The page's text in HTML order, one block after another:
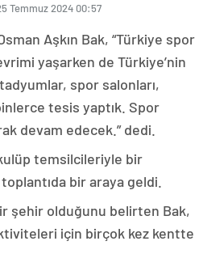
Temmuz 2024 00:57
Aşkın Bak, “Türkiye spor
yaşarken de Türkiye’nin
spor salonları,
tesis yaptık. Spor
devam edecek.” dedi.
temsilcileriyle bir
bir araya geldi.
şehir olduğunu belirten Bak,
için birçok kez kentte